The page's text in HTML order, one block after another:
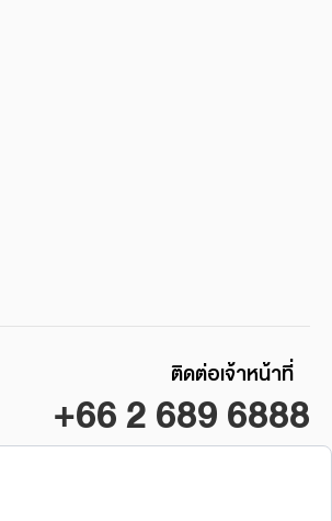
ติดต่อเจ้าหน้าที่
+66 2 689 6888